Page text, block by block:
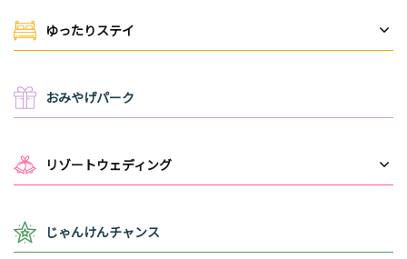
ゆったりステイ
おみやげパーク
リゾートウェディング
じゃんけんチャンス